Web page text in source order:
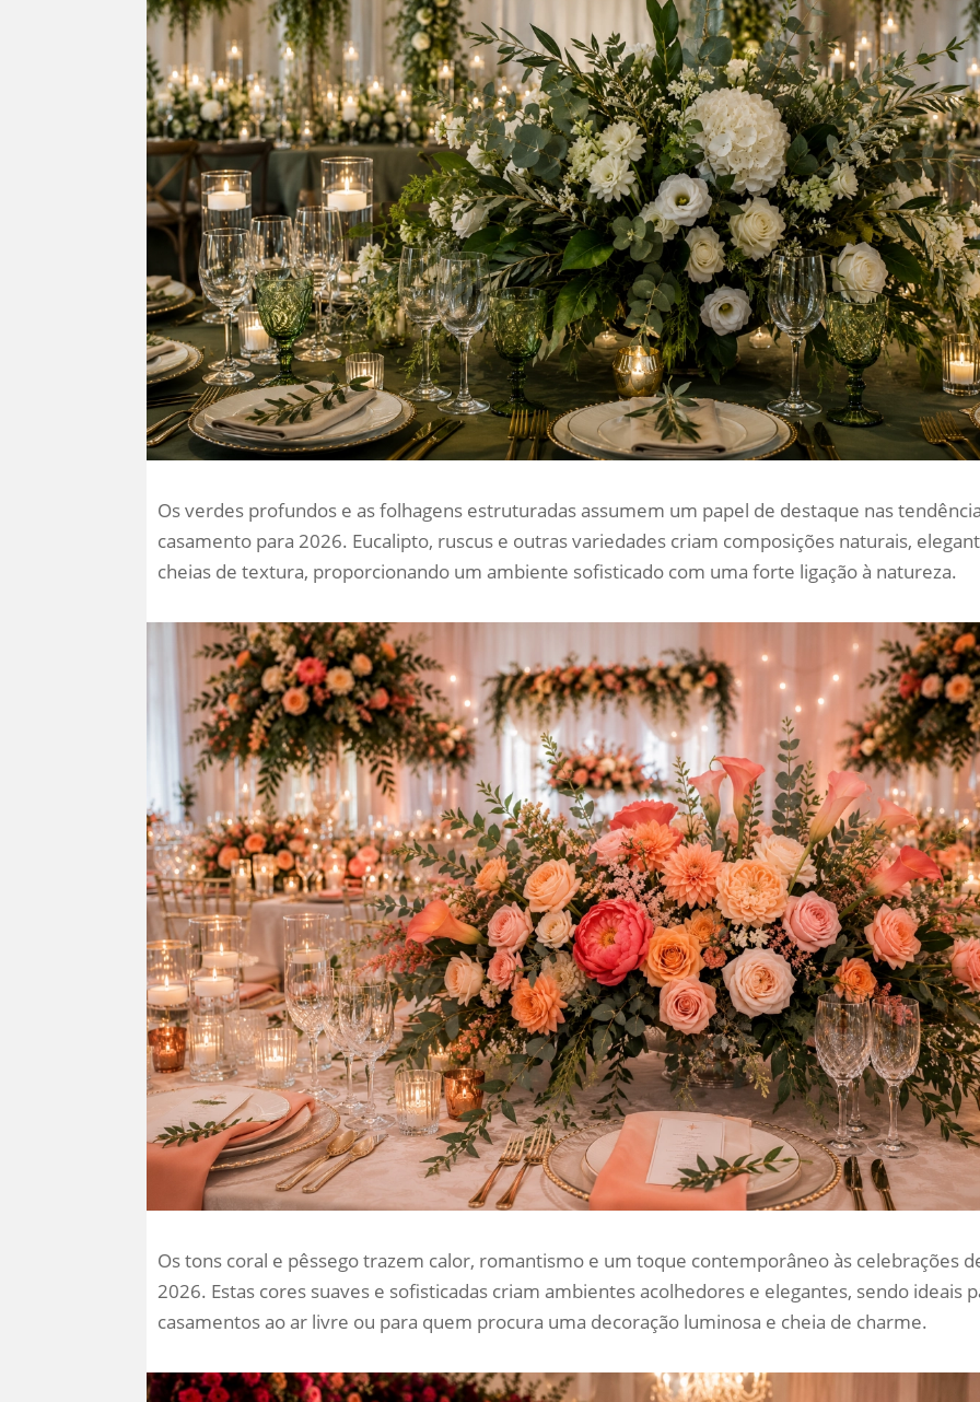
Os verdes profundos e as folhagens estruturadas assumem um papel de destaque nas
casamento para 2026. Eucalipto, ruscus e outras variedades criam composições naturais,
cheias de textura, proporcionando um ambiente sofisticado com uma forte ligação à natureza.
Os tons coral e pêssego trazem calor, romantismo e um toque contemporâneo às celebrações
2026. Estas cores suaves e sofisticadas criam ambientes acolhedores e elegantes, sendo ideais
casamentos ao ar livre ou para quem procura uma decoração luminosa e cheia de charme.